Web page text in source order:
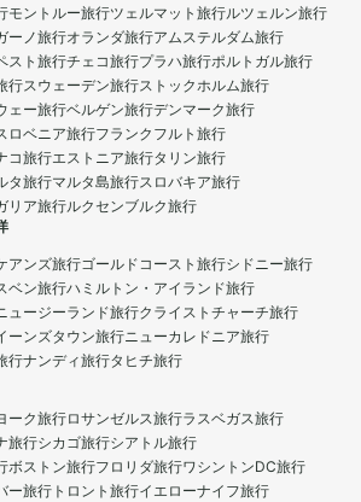
モントルー旅行ツェルマット旅行ルツェルン旅行
ーノ旅行オランダ旅行アムステルダム旅行
スト旅行チェコ旅行プラハ旅行ポルトガル旅行
行スウェーデン旅行ストックホルム旅行
ェー旅行ベルゲン旅行デンマーク旅行
ロベニア旅行フランクフルト旅行
コ旅行エストニア旅行タリン旅行
タ旅行マルタ島旅行スロバキア旅行
リア旅行ルクセンブルク旅行
アンズ旅行ゴールドコースト旅行シドニー旅行
ベン旅行ハミルトン・アイランド旅行
ュージーランド旅行クライストチャーチ旅行
ーンズタウン旅行ニューカレドニア旅行
行ナンディ旅行タヒチ旅行
ーク旅行ロサンゼルス旅行ラスベガス旅行
旅行シカゴ旅行シアトル旅行
ボストン旅行フロリダ旅行ワシントンDC旅行
ー旅行 トロント旅行イエローナイフ旅行